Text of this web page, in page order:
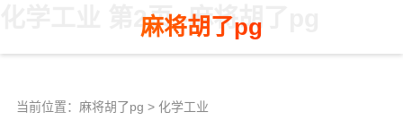
化学工业 第2页 -麻将胡了pg
麻将胡了pg
当前位置： 麻将胡了pg > 化学工业